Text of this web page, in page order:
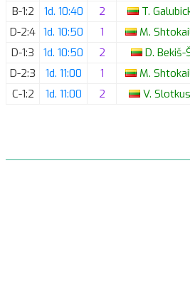
B-1:2 1d. 10:40 2 T.
D-2:4 1d. 10:50 1 M.
D-1:3
1d. 10:50 2 D. Bekiš-
D-2:3
1d. 11:00 1 M.
C-1:2
1d. 11:00 2 V. Slotkus